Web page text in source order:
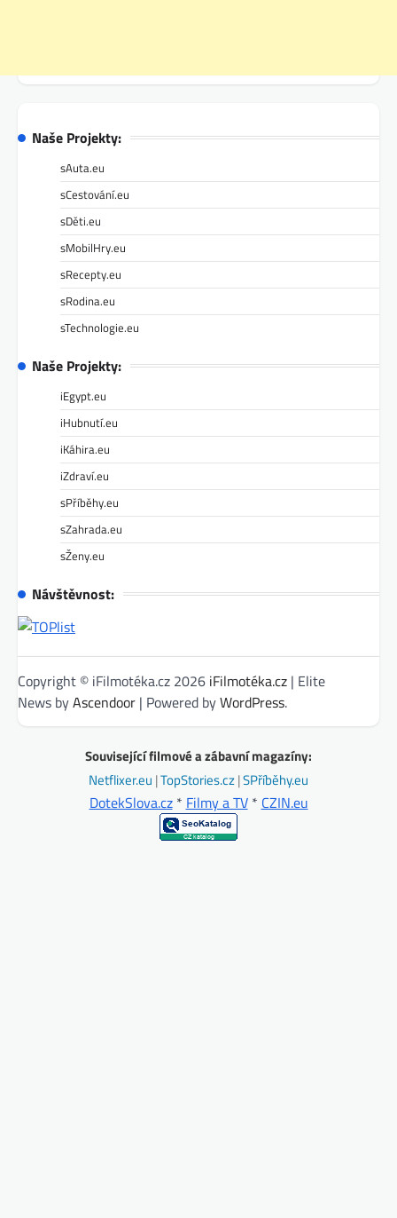
Naše Projekty:
sAuta.eu
sCestování.eu
sDěti.eu
sMobilHry.eu
sRecepty.eu
sRodina.eu
sTechnologie.eu
Naše Projekty:
iEgypt.eu
iHubnutí.eu
iKáhira.eu
iZdraví.eu
sPříběhy.eu
sZahrada.eu
sŽeny.eu
Návštěvnost:
Copyright © iFilmotéka.cz 2026 iFilmotéka.cz | Elite
News byAscendoor | Powered byWordPress.
Související filmové a zábavní magazíny:
Netflixer.eu |TopStories.cz|SPříběhy.eu
DotekSlova.cz* Filmy a TV* CZIN.eu